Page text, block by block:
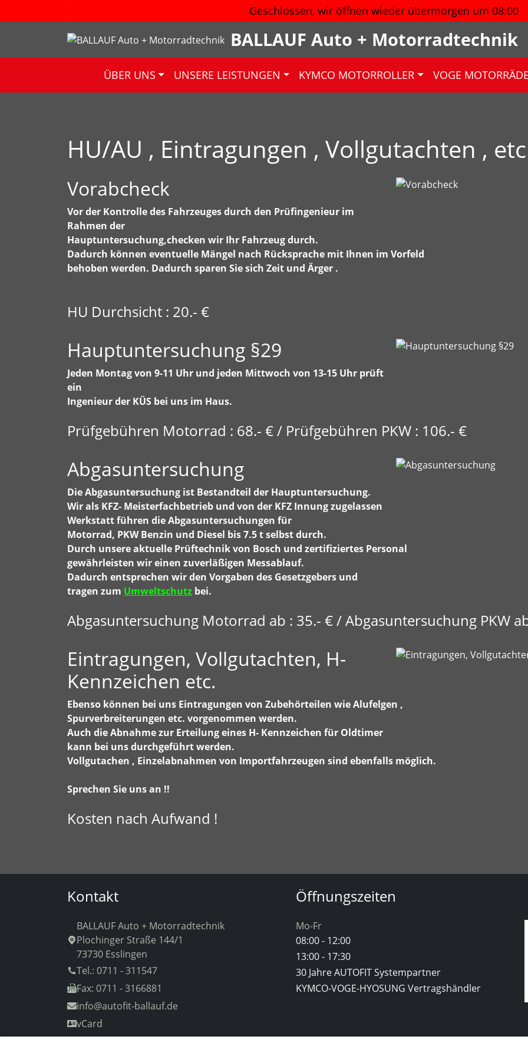
Geschlossen, wir öffnen wieder übermorgen um 08:00
BALLAUF Auto + Motorradtechnik
ÜBER UNS UNSERE LEISTUNGEN KYMCO MOTORROLLER VOGE
HU/AU , Eintragungen , Vollgutachten , etc
Vorabcheck
Vor der Kontrolle des Fahrzeuges durch den Prüfingenieur im
Rahmen der
Hauptuntersuchung,checken wir Ihr Fahrzeug durch.
Dadurch können eventuelle Mängel nach Rücksprache mit Ihnen im Vorfeld
behoben werden. Dadurch sparen Sie sich Zeit und Ärger .
HU Durchsicht : 20.- €
Hauptuntersuchung §29
Jeden Montag von 9-11 Uhr und jeden Mittwoch von 13-15 Uhr prüft
ein
Ingenieur der KÜS bei uns im Haus.
Prüfgebühren Motorrad : 68.- € / Prüfgebühren PKW : 106.- €
Abgasuntersuchung
Die Abgasuntersuchung ist Bestandteil der Hauptuntersuchung.
Wir als KFZ- Meisterfachbetrieb und von der KFZ Innung zugelassen
Werkstatt führen die Abgasuntersuchungen für
Motorrad, PKW Benzin und Diesel bis 7.5 t selbst durch.
Durch unsere aktuelle Prüftechnik von Bosch und zertifiziertes Personal
gewährleisten wir einen zuverläßigen Messablauf.
Dadurch entsprechen wir den Vorgaben des Gesetzgebers und
tragen zum Umweltschutz bei.
Abgasuntersuchung Motorrad ab : 35.- € / Abgasuntersuchung PKW
Eintragungen, Vollgutachten, H-
Kennzeichen etc.
Ebenso können bei uns Eintragungen von Zubehörteilen wie Alufelgen ,
Spurverbreiterungen etc. vorgenommen werden.
Auch die Abnahme zur Erteilung eines H- Kennzeichen für Oldtimer
kann bei uns durchgeführt werden.
Vollgutachen , Einzelabnahmen von Importfahrzeugen sind ebenfalls möglich.
Sprechen Sie uns an !!
Kosten nach Aufwand !
Kontakt
BALLAUF Auto + Motorradtechnik
Plochinger Straße 144/1
73730 Esslingen
Tel.: 0711 - 311547
Fax: 0711 - 3166881
info@autofit-ballauf.de
vCard
Öffnungszeiten
Mo-Fr
08:00 - 12:00
13:00 - 17:30
30 Jahre AUTOFIT Systempartner
KYMCO-VOGE-HYOSUNG Vertragshändler